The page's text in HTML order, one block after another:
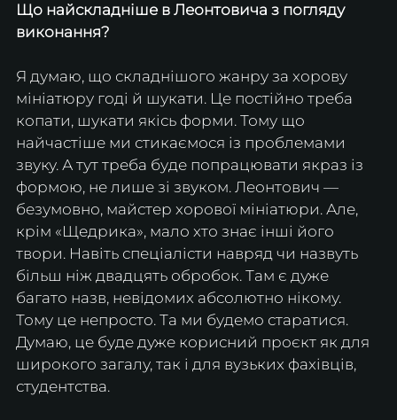
Що найскладніше в Леонтовича з погляду
виконання?
Я думаю, що складнішого жанру за хорову
мініатюру годі й шукати. Це постійно треба
копати, шукати якісь форми. Тому що
найчастіше ми стикаємося із проблемами
звуку. А тут треба буде попрацювати якраз із
формою, не лише зі звуком. Леонтович —
безумовно, майстер хорової мініатюри. Але,
крім «Щедрика», мало хто знає інші його
твори. Навіть спеціалісти навряд чи назвуть
більш ніж двадцять обробок. Там є дуже
багато назв, невідомих абсолютно нікому.
Тому це непросто. Та ми будемо старатися.
Думаю, це буде дуже корисний проєкт як для
широкого загалу, так і для вузьких фахівців,
студентства.